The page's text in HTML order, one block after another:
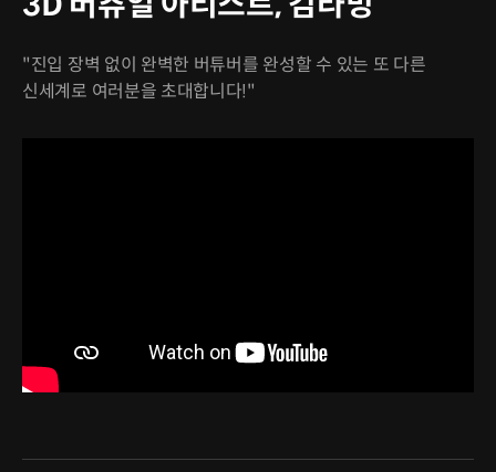
"진입 장벽 없이 완벽한 버튜버를 완성할 수 있는 또 다른
신세계로 여러분을 초대합니다!"